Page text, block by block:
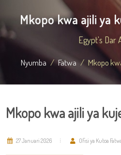
Mkopo kwa ajili ya
Egypt's Dar
Nyumba Fatwa Mkopo
Mkopo kwa ajili ya
27 Januari 2026 Ofisi ya Kutoa